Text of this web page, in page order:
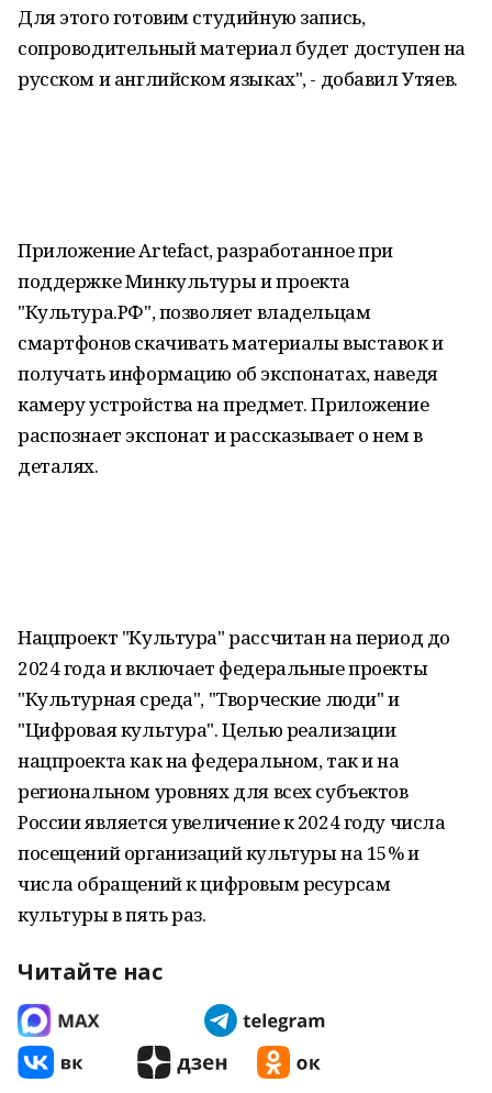
Для этого готовим студийную запись,
сопроводительный материал будет доступен на
русском и английском языках", - добавил Утяев.
Приложение Artefact, разработанное при
поддержке Минкультуры и проекта
"Культура.РФ", позволяет владельцам
смартфонов скачивать материалы выставок и
получать информацию об экспонатах, наведя
камеру устройства на предмет. Приложение
распознает экспонат и рассказывает о нем в
деталях.
Нацпроект "Культура" рассчитан на период до
2024 года и включает федеральные проекты
"Культурная среда", "Творческие люди" и
"Цифровая культура". Целью реализации
нацпроекта как на федеральном, так и на
региональном уровнях для всех субъектов
России является увеличение к 2024 году числа
посещений организаций культуры на 15% и
числа обращений к цифровым ресурсам
культуры в пять раз.
Читайте нас